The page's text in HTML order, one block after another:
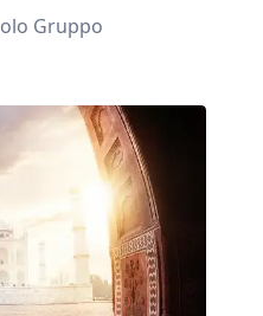
Gruppo